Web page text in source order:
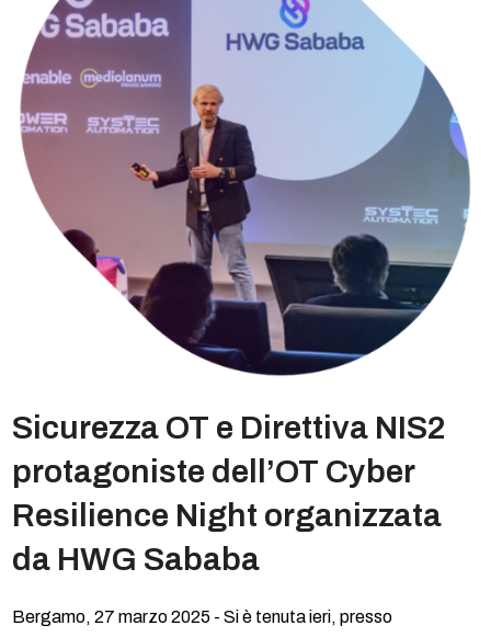
Sicurezza OT e Direttiva NIS2
protagoniste dell’OT Cyber
Resilience Night organizzata
da HWG Sababa
Bergamo, 27 marzo 2025 - Si è tenuta ieri, presso